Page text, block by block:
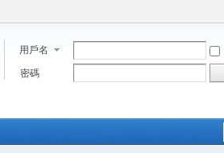
用戶名
密碼